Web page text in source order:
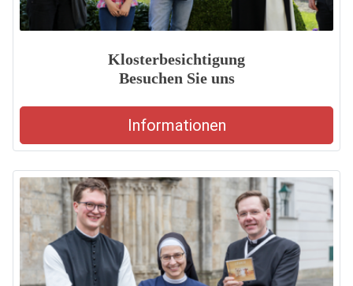
Klosterbesichtigung
Besuchen Sie uns
Informationen